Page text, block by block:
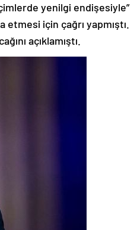
yenilgi endişesiyle”
için çağrı yapmıştı.
açıklamıştı.